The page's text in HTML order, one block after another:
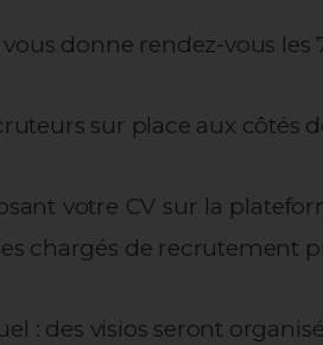
vous donne rendez-vous
sur place aux côtés
votre CV sur la
chargés de recrutement
: des visios seront